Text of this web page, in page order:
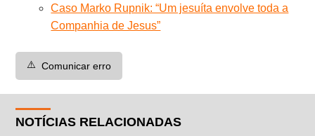
Caso Marko Rupnik: “Um jesuíta envolve toda a
Companhia de Jesus”
⚠️ Comunicar erro
NOTÍCIAS RELACIONADAS